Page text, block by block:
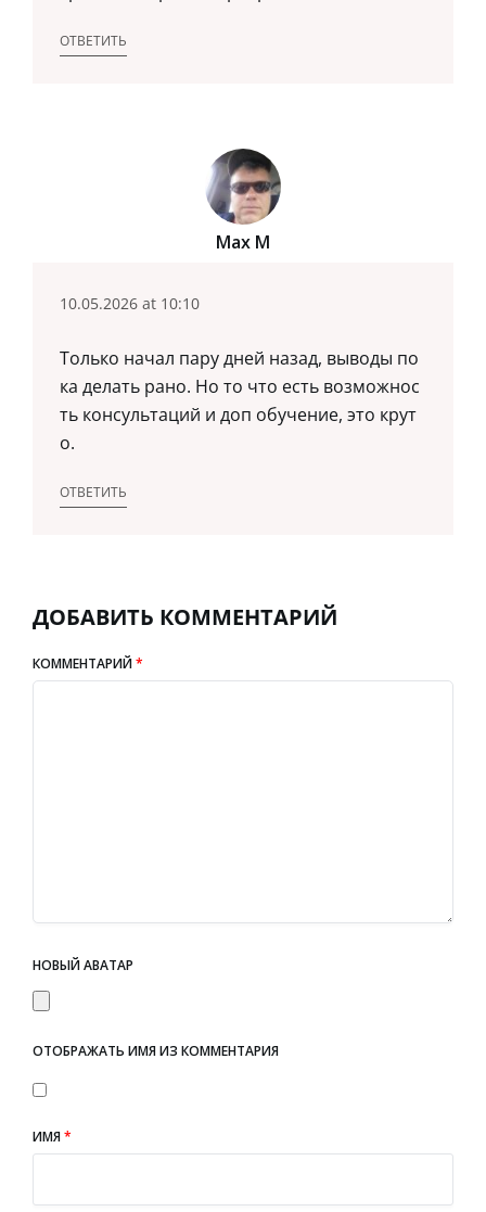
ОТВЕТИТЬ
Max M
10.05.2026 at 10:10
Только начал пару дней назад, выводы по
ка делать рано. Но то что есть возможнос
ть консультаций и доп обучение, это крут
о.
ОТВЕТИТЬ
ДОБАВИТЬ КОММЕНТАРИЙ
КОММЕНТАРИЙ*
НОВЫЙ АВАТАР
ОТОБРАЖАТЬ ИМЯ ИЗ КОММЕНТАРИЯ
ИМЯ*